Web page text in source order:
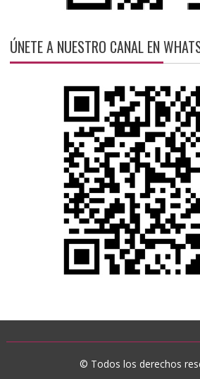
ÚNETE A NUESTRO CANAL EN
© Todos los derechos